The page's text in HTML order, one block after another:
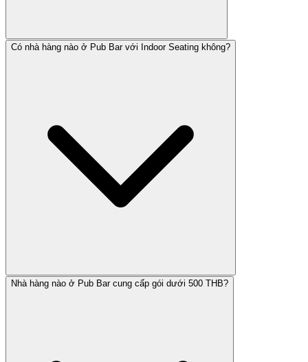
Có nhà hàng nào ở Pub Bar với Indoor Seating không?
Nhà hàng nào ở Pub Bar cung cấp gói dưới 500 THB?